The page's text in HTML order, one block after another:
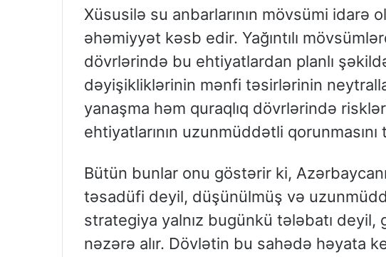
Xüsusilə su anbarlarının mövsümi idarə
əhəmiyyət kəsb edir. Yağıntılı
dövrlərində bu ehtiyatlardan planlı
dəyişikliklərinin mənfi təsirlərinin
yanaşma həm quraqlıq dövrlərində
ehtiyatlarının uzunmüddətli
Bütün bunlar onu göstərir ki,
təsadüfi deyil, düşünülmüş və
strategiya yalnız bugünkü tələbatı deyil,
nəzərə alır. Dövlətin bu sahədə həyata